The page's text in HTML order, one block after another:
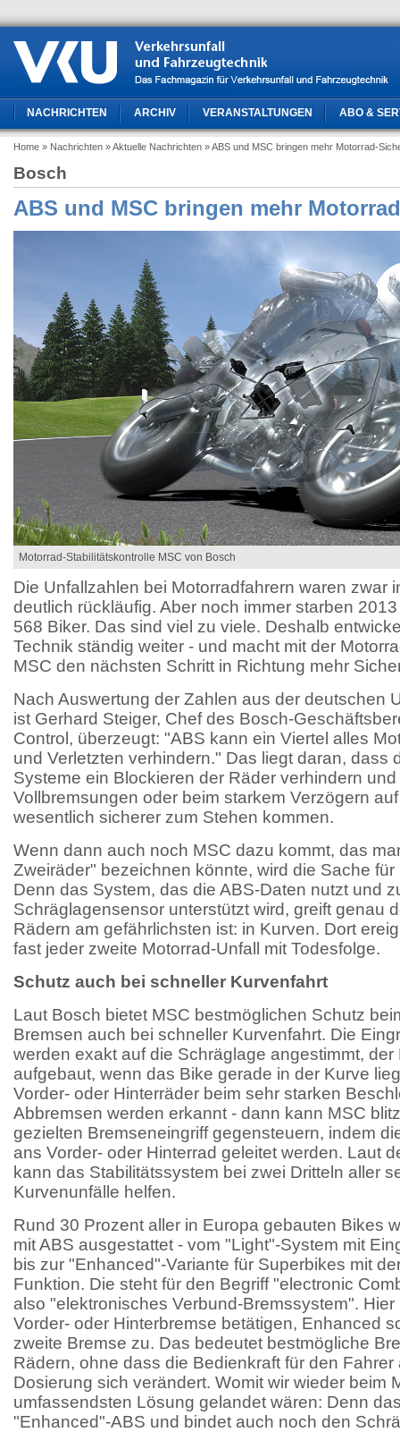
NACHRICHTEN ARCHIV VERANSTALTUNGEN ABO &
Home » Nachrichten » Aktuelle Nachrichten » ABS und MSC bringen mehr Motorrad-
Bosch
ABS und MSC bringen mehr
Motorrad-Stabilitätskontrolle MSC von Bosch
Die Unfallzahlen bei Motorradfahrern waren zwar
deutlich rückläufig. Aber noch immer starben
568 Biker. Das sind viel zu viele. Deshalb
Technik ständig weiter - und macht mit der
MSC den nächsten Schritt in Richtung mehr
Nach Auswertung der Zahlen aus der deutschen
ist Gerhard Steiger, Chef des Bosch-
Control, überzeugt: "ABS kann ein Viertel alles
und Verletzten verhindern." Das liegt daran, dass
Systeme ein Blockieren der Räder verhindern
Vollbremsungen oder beim starkem Verzögern
wesentlich sicherer zum Stehen kommen.
Wenn dann auch noch MSC dazu kommt, das
Zweiräder" bezeichnen könnte, wird die Sache
Denn das System, das die ABS-Daten nutzt und
Schräglagensensor unterstützt wird, greift genau
Rädern am gefährlichsten ist: in Kurven. Dort
fast jeder zweite Motorrad-Unfall mit Todesfolge.
Schutz auch bei schneller Kurvenfahrt
Laut Bosch bietet MSC bestmöglichen Schutz
Bremsen auch bei schneller Kurvenfahrt. Die
werden exakt auf die Schräglage angestimmt,
aufgebaut, wenn das Bike gerade in der Kurve
Vorder- oder Hinterräder beim sehr starken
Abbremsen werden erkannt - dann kann MSC
gezielten Bremseneingriff gegensteuern, indem
ans Vorder- oder Hinterrad geleitet werden. Laut
kann das Stabilitätssystem bei zwei Dritteln aller
Kurvenunfälle helfen.
Rund 30 Prozent aller in Europa gebauten Bikes
mit ABS ausgestattet - vom "Light"-System mit
bis zur "Enhanced"-Variante für Superbikes mit
Funktion. Die steht für den Begriff "electronic
also "elektronisches Verbund-Bremssystem".
Vorder- oder Hinterbremse betätigen, Enhanced
zweite Bremse zu. Das bedeutet bestmögliche
Rädern, ohne dass die Bedienkraft für den Fahrer
Dosierung sich verändert. Womit wir wieder beim
umfassendsten Lösung gelandet wären: Denn
"Enhanced"-ABS und bindet auch noch den